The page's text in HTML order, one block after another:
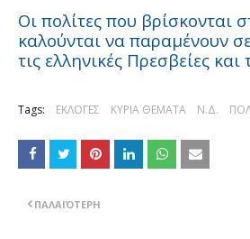
Οι πολίτες που βρίσκονται
καλούνται να παραμένουν
τις ελληνικές Πρεσβείες και
Tags: ΕΚΛΟΓΕΣ ΚΥΡΙΑ ΘΕΜΑΤΑ Ν.Δ.
ΠΑΛΑΙΌΤΕΡΗ